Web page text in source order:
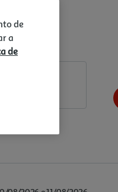
de
a
de